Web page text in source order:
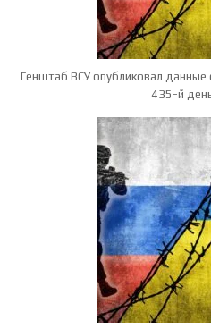
Генштаб ВСУ опубликовал данные
435-й